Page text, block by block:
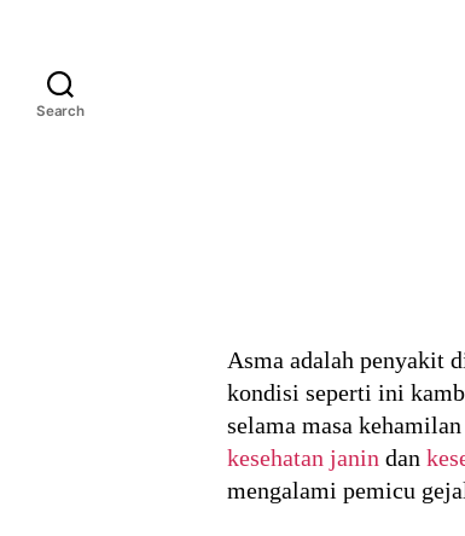
Search
Asma adalah penyakit
kondisi seperti ini
selama masa
kesehatan janin dan
mengalami pemicu